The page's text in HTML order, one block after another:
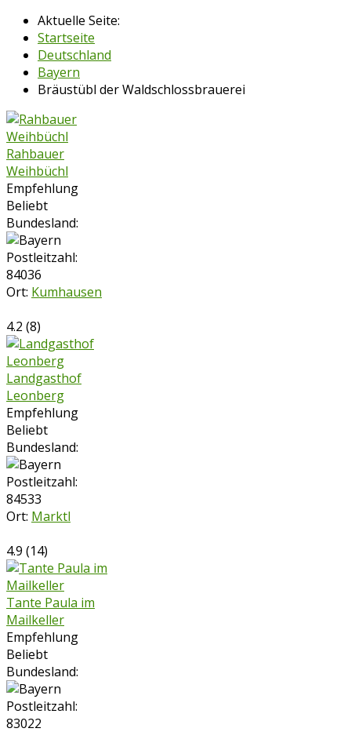
Aktuelle Seite:
Startseite
Deutschland
Bayern
Bräustübl der Waldschlossbrauerei
Rahbauer
Weihbüchl
Empfehlung
Beliebt
Bundesland:
Postleitzahl:
84036
Ort: Kumhausen
4.2 (8)
Landgasthof
Leonberg
Empfehlung
Beliebt
Bundesland:
Postleitzahl:
84533
Ort: Marktl
4.9 (14)
Tante Paula im
Mailkeller
Empfehlung
Beliebt
Bundesland:
Postleitzahl:
83022